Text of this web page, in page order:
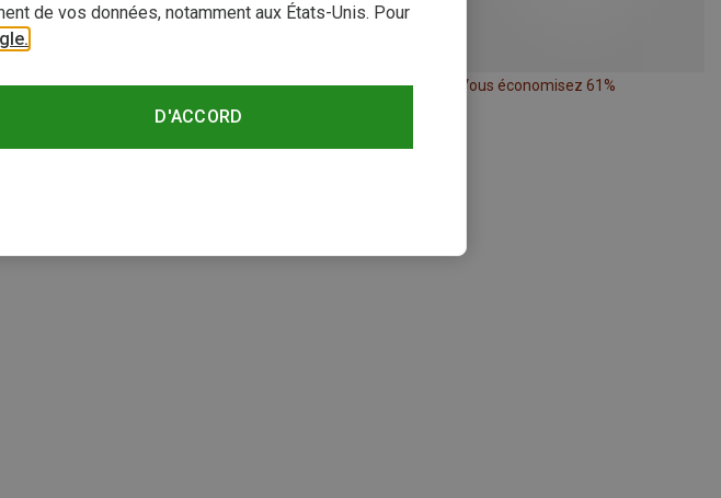
jusqu'à 23% Vous économisez jusqu'à 27% Vous économisez 61%
de vos données, notamment aux États-Unis. Pour
D'ACCORD